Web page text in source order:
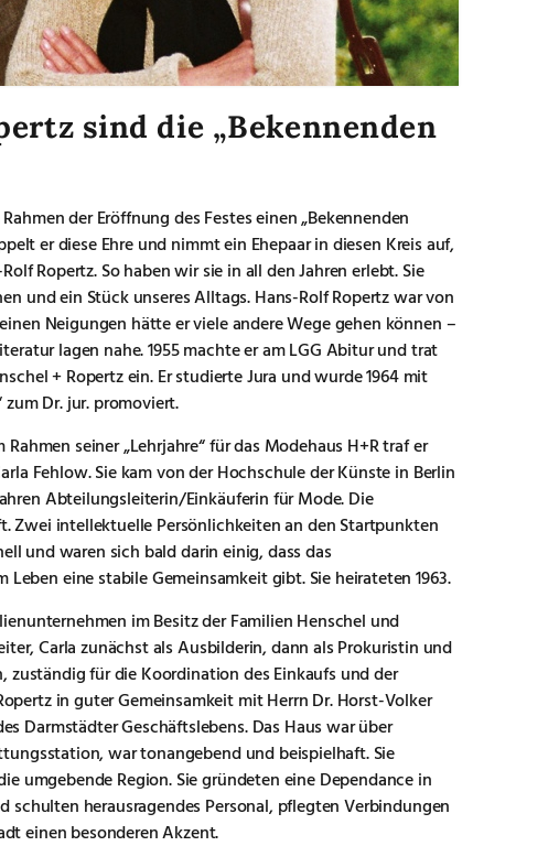
sind die „Bekennenden
der Eröffnung des Festes einen „Bekennenden
er diese Ehre und nimmt ein Ehepaar in diesen Kreis auf,
Ropertz. So haben wir sie in all den Jahren erlebt. Sie
und ein Stück unseres Alltags. Hans-Rolf Ropertz war von
Neigungen hätte er viele andere Wege gehen können –
lagen nahe. 1955 machte er am LGG Abitur und trat
+ Ropertz ein. Er studierte Jura und wurde 1964 mit
Dr. jur. promoviert.
seiner „Lehrjahre“ für das Modehaus H+R traf er
Fehlow. Sie kam von der Hochschule der Künste in Berlin
Abteilungsleiterin/Einkäuferin für Mode. Die
Zwei intellektuelle Persönlichkeiten an den Startpunkten
und waren sich bald darin einig, dass das
eine stabile Gemeinsamkeit gibt. Sie heirateten 1963.
im Besitz der Familien Henschel und
Carla zunächst als Ausbilderin, dann als Prokuristin und
zuständig für die Koordination des Einkaufs und der
in guter Gemeinsamkeit mit Herrn Dr. Horst-Volker
Darmstädter Geschäftslebens. Das Haus war über
war tonangebend und beispielhaft. Sie
umgebende Region. Sie gründeten eine Dependance in
herausragendes Personal, pflegten Verbindungen
einen besonderen Akzent.